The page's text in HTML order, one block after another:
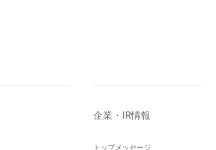
企業・IR情報
トップメッセージ